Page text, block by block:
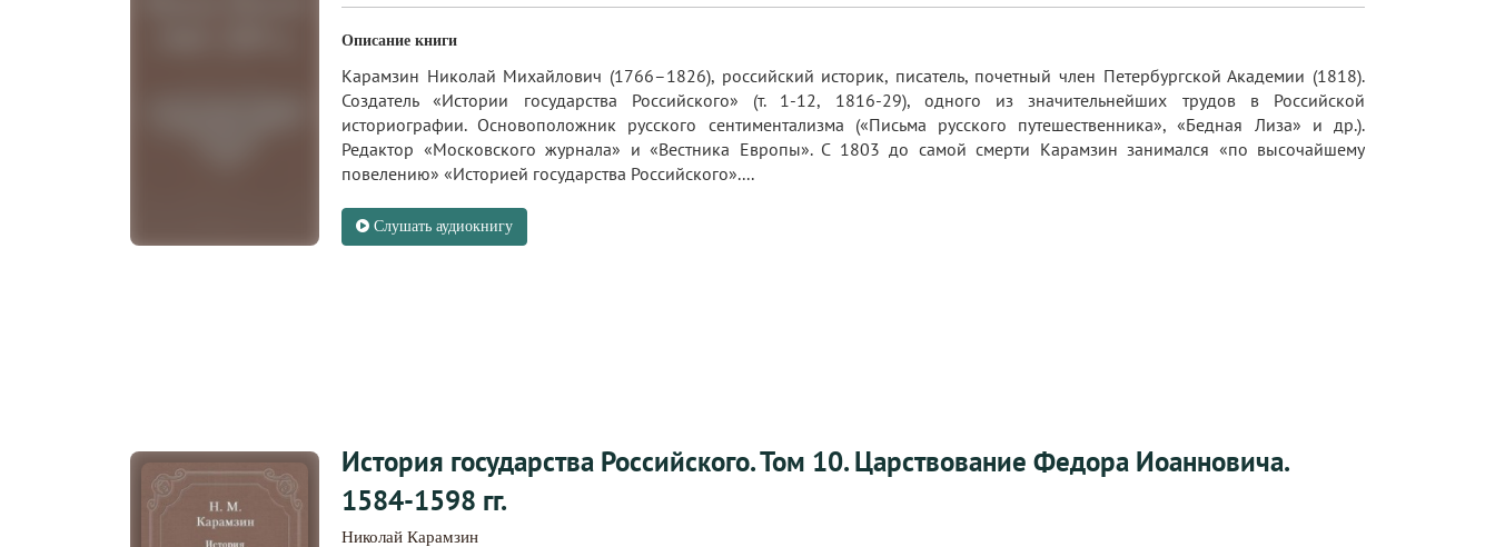
Описание книги
Карамзин Николай Михайлович (1766–1826), российский историк, писатель, почетный член Петербургской Академии (1818).
Создатель «Истории государства Российского» (т. 1-12, 1816-29), одного из значительнейших трудов в Российской
историографии. Основоположник русского сентиментализма («Письма русского путешественника», «Бедная Лиза» и др.).
Редактор «Московского журнала» и «Вестника Европы». С 1803 до самой смерти Карамзин занимался «по высочайшему
повелению» «Историей государства Российского»....
Слушать аудиокнигу
История государства Российского. Том 10. Царствование Федора Иоанновича.
1584-1598 гг.
Николай Карамзин